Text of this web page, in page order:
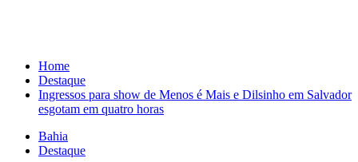
Home
Destaque
Ingressos para show de Menos é Mais e Dilsinho em Salvador
esgotam em quatro horas
Bahia
Destaque